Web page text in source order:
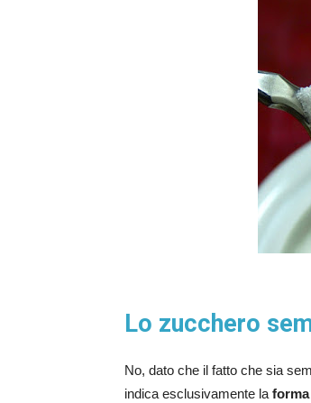
Lo zucchero
No, dato che il fatto che sia
indica esclusivamente la forma